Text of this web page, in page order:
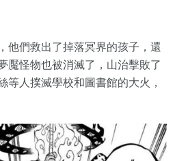
他們救出了掉落冥界的孩子，還
魘怪物也被消滅了，山治擊敗了
等人撲滅學校和圖書館的大火，